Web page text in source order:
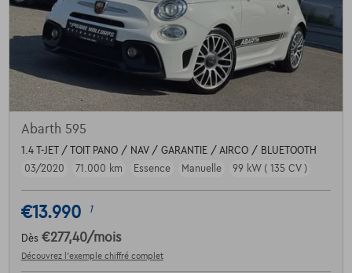
Abarth 595
1.4 T-JET / TOIT PANO / NAV / GARANTIE / AIRCO / BLUETOOTH
03/2020
71.000 km Essence Manuelle 99 kW ( 135 CV )
€13.990 1
Dès €277,40/mois
Découvrez l’exemple chiffré complet